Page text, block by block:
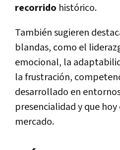
recorrido histórico.
También sugieren
blandas, como el
emocional, la
la frustración,
desarrollado en
presencialidad y que hoy
mercado.